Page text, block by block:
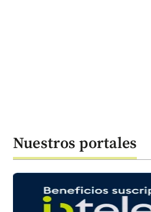
Nuestros portales